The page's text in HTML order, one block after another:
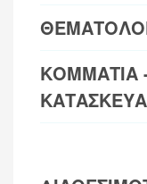
ΚΟΜΜΑΤΙΑ